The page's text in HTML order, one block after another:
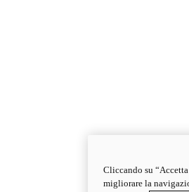
Cliccando su
migliorare la